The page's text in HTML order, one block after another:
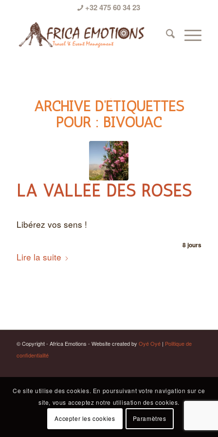
+32 475 60 34 23
ARCHIVE D’ÉTIQUETTES
POUR : BIVOUAC
LA VALLÉE DES ROSES
Libérez vos sens !
8 jours
Lire la suite
© Copyright - Africa Emotions - Website created by Oyé Oyé| Politique de
confidentialité
Ce site utilise des cookies. En poursuivant votre navigation sur ce
site, vous acceptez notre utilisation des cookies.
Accepter les cookies
Paramètres